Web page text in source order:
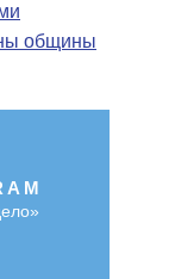
общины